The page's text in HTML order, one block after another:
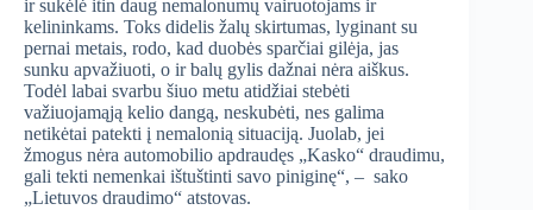
ir sukėlė itin daug nemalonumų vairuotojams ir
kelininkams. Toks didelis žalų skirtumas, lyginant su
pernai metais, rodo, kad duobės sparčiai gilėja, jas
sunku apvažiuoti, o ir balų gylis dažnai nėra aiškus.
Todėl labai svarbu šiuo metu atidžiai stebėti
važiuojamąją kelio dangą, neskubėti, nes galima
netikėtai patekti į nemalonią situaciją. Juolab, jei
žmogus nėra automobilio apdraudęs „Kasko“ draudimu,
gali tekti nemenkai ištuštinti savo piniginę“, – sako
„Lietuvos draudimo“ atstovas.